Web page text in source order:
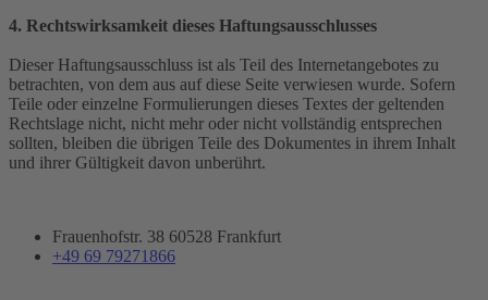
4. Rechtswirksamkeit dieses Haftungsausschlusses
Dieser Haftungsausschluss ist als Teil des Internetangebotes zu
betrachten, von dem aus auf diese Seite verwiesen wurde. Sofern
Teile oder einzelne Formulierungen dieses Textes der geltenden
Rechtslage nicht, nicht mehr oder nicht vollständig entsprechen
sollten, bleiben die übrigen Teile des Dokumentes in ihrem Inhalt
und ihrer Gültigkeit davon unberührt.
Frauenhofstr. 38 60528 Frankfurt
+49 69 79271866